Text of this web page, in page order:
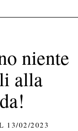
niente
alla
13/02/2023